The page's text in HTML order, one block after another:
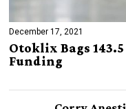
December 17, 2021
Otoklix Bags
Funding